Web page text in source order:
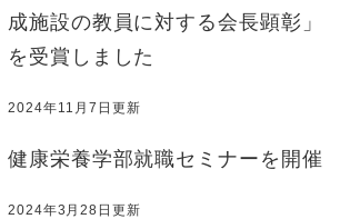
成施設の教員に対する会長顕彰」
を受賞しました
2024年11月7日更新
健康栄養学部就職セミナーを開催
2024年3月28日更新